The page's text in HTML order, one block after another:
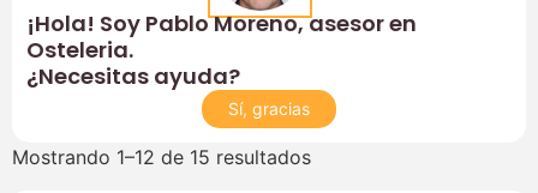
¡Hola! Soy Pablo Moreno, asesor en
Osteleria.
¿Necesitas ayuda?
Sí, gracias
Mostrando 1–12 de 15 resultados